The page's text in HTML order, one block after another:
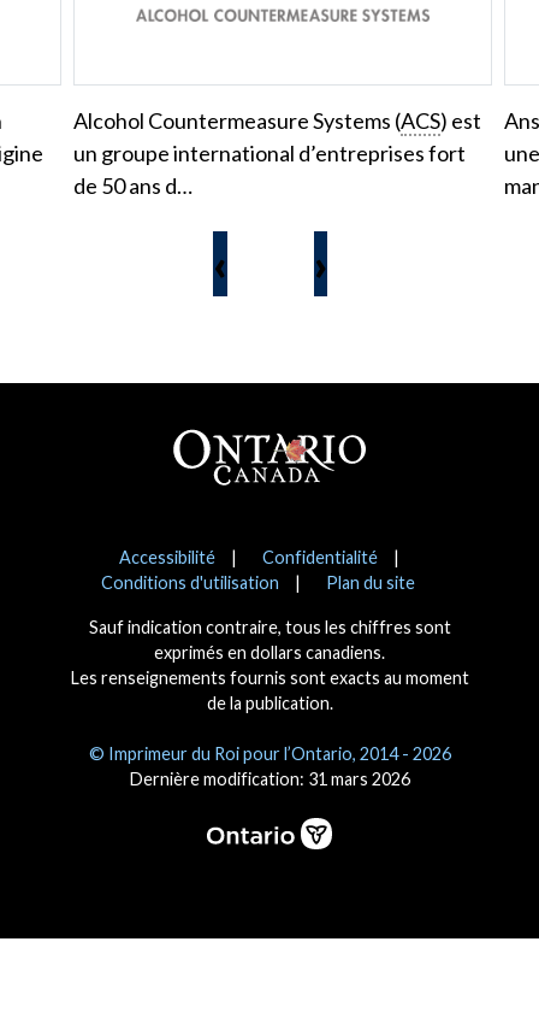
Alcohol Countermeasure Systems (ACS) est
un groupe international d’entreprises fort
de 50 ans d…
‹ ›
Pied de page
AvisAccessibilité
Confidentialité
Conditions d'utilisation
Plan du site
Sauf indication contraire, tous les chiffres sont
exprimés en dollars canadiens.
Les renseignements fournis sont exacts au moment
de la publication.
© Imprimeur du Roi pour l’Ontario, 2014 - 2026
Dernière modification: 31 mars 2026